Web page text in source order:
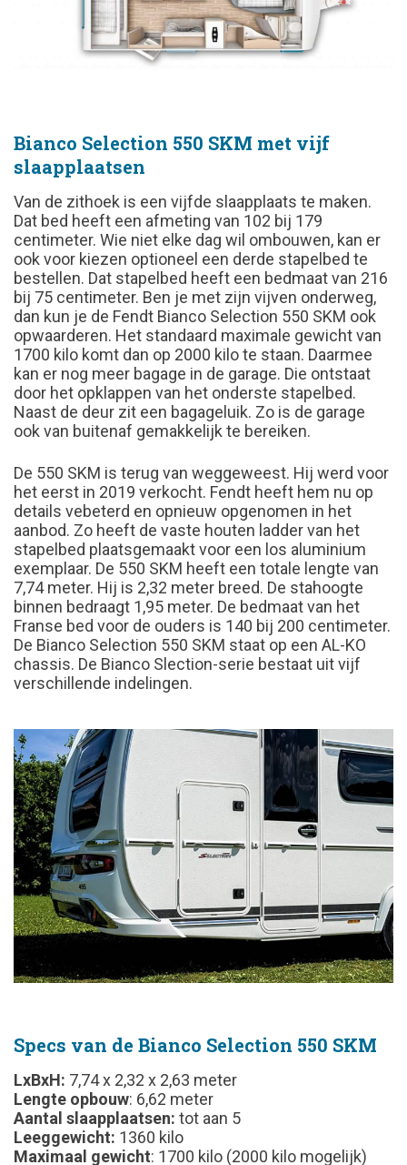
Bianco Selection 550 SKM met vijf
slaapplaatsen
Van de zithoek is een vijfde slaapplaats te maken.
Dat bed heeft een afmeting van 102 bij 179
centimeter. Wie niet elke dag wil ombouwen, kan er
ook voor kiezen optioneel een derde stapelbed te
bestellen. Dat stapelbed heeft een bedmaat van 216
bij 75 centimeter. Ben je met zijn vijven onderweg,
dan kun je de Fendt Bianco Selection 550 SKM ook
opwaarderen. Het standaard maximale gewicht van
1700 kilo komt dan op 2000 kilo te staan. Daarmee
kan er nog meer bagage in de garage. Die ontstaat
door het opklappen van het onderste stapelbed.
Naast de deur zit een bagageluik. Zo is de garage
ook van buitenaf gemakkelijk te bereiken.
De 550 SKM is terug van weggeweest. Hij werd voor
het eerst in 2019 verkocht. Fendt heeft hem nu op
details vebeterd en opnieuw opgenomen in het
aanbod. Zo heeft de vaste houten ladder van het
stapelbed plaatsgemaakt voor een los aluminium
exemplaar. De 550 SKM heeft een totale lengte van
7,74 meter. Hij is 2,32 meter breed. De stahoogte
binnen bedraagt 1,95 meter. De bedmaat van het
Franse bed voor de ouders is 140 bij 200 centimeter.
De Bianco Selection 550 SKM staat op een AL-KO
chassis. De Bianco Slection-serie bestaat uit vijf
verschillende indelingen.
Specs van de Bianco Selection 550 SKM
LxBxH: 7,74 x 2,32 x 2,63 meter
Lengte opbouw: 6,62 meter
Aantal slaapplaatsen: tot aan 5
Leeggewicht: 1360 kilo
Maximaal gewicht: 1700 kilo (2000 kilo mogelijk)